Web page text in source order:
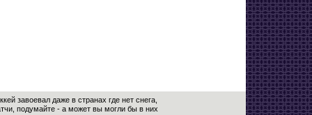
завоевал даже в странах где нет снега,
подумайте - а может вы могли бы в них